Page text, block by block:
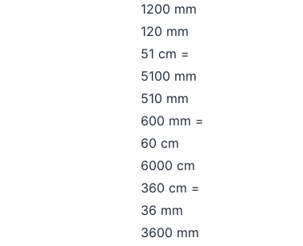
1200 mm
120 mm
51 cm =
5100 mm
510 mm
600 mm =
60 cm
6000 cm
360 cm =
36 mm
3600 mm